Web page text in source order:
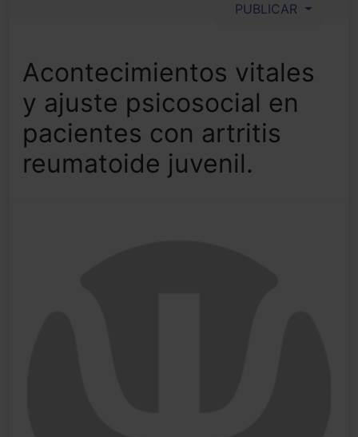
PUBLICAR
Acontecimientos vitales
y ajuste psicosocial en
pacientes con artritis
reumatoide juvenil.